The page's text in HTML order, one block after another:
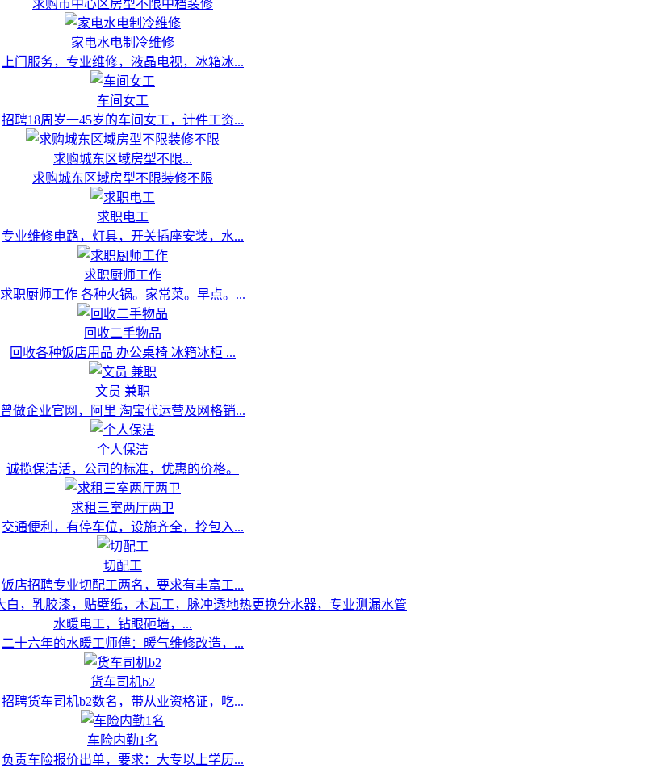
求购市中心区房型不限中档装修
家电水电制冷维修
上门服务，专业维修，液晶电视，冰箱冰...
车间女工
招聘18周岁一45岁的车间女工，计件工资...
求购城东区域房型不限...
求购城东区域房型不限装修不限
求职电工
专业维修电路，灯具，开关插座安装，水...
求职厨师工作
求职厨师工作 各种火锅。家常菜。早点。...
回收二手物品
回收各种饭店用品 办公桌椅 冰箱冰柜 ...
文员 兼职
曾做企业官网，阿里 淘宝代运营及网格销...
个人保洁
诚揽保洁活，公司的标准，优惠的价格。
求租三室两厅两卫
交通便利，有停车位，设施齐全，拎包入...
切配工
饭店招聘专业切配工两名，要求有丰富工...
水暖电工，钻眼砸墙，...
二十六年的水暖工师傅：暖气维修改造，...
货车司机b2
招聘货车司机b2数名，带从业资格证，吃...
车险内勤1名
负责车险报价出单，要求：大专以上学历...